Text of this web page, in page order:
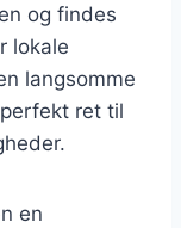
og findes
lokale
langsomme
ret til
en